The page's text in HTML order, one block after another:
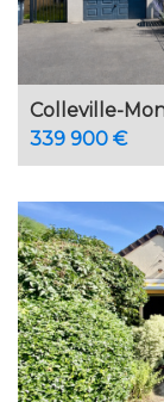
Colleville-
339 900 €